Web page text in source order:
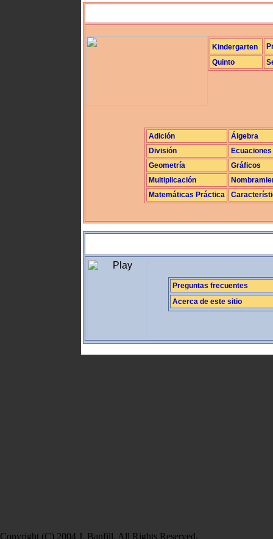
Kindergarten
Quinto
Adición
Álgebra
División
Ecuaciones
Geometría
Gráficos
Multiplicación
Matemáticas Práctica
Preguntas frecuentes
Acerca de este sitio
Copyright (C) 2004 J. Banfill. All Rights Reserved.